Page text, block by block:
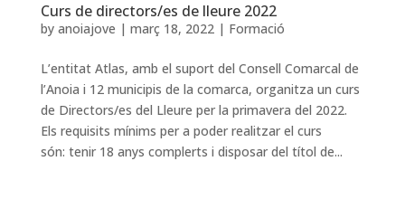
Curs de directors/es de lleure 2022
by anoiajove | març 18, 2022| Formació
L’entitat Atlas, amb el suport del Consell Comarcal de
l’Anoia i 12 municipis de la comarca, organitza un curs
de Directors/es del Lleure per la primavera del 2022.
Els requisits mínims per a poder realitzar el curs
són: tenir 18 anys complerts i disposar del títol de...